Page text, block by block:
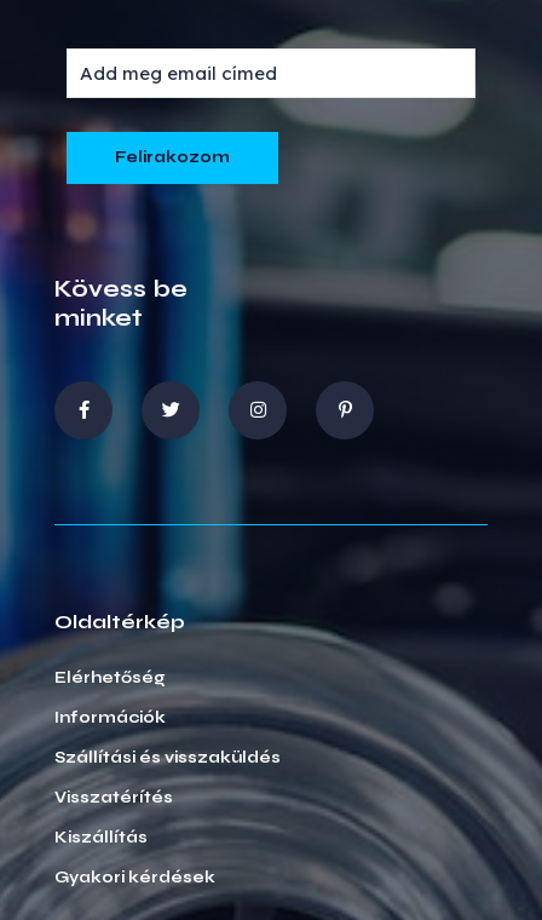
Kövess be
minket
Oldaltérkép
Elérhetőség
Információk
Szállítási és visszaküldés
Visszatérítés
Kiszállítás
Gyakori kérdések